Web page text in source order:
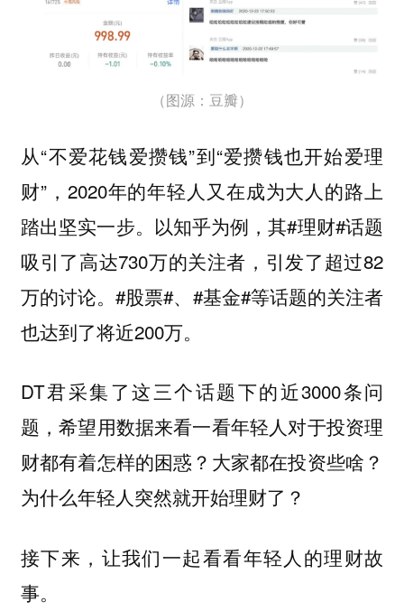
（图源：豆瓣）
从“不爱花钱爱攒钱”到“爱攒钱也开始爱理
财”，2020年的年轻人又在成为大人的路上
踏出坚实一步。以知乎为例，其#理财#话题
吸引了高达730万的关注者，引发了超过82
万的讨论。#股票#、#基金#等话题的关注者
也达到了将近200万。
DT君采集了这三个话题下的近3000条问
题，希望用数据来看一看年轻人对于投资理
财都有着怎样的困惑？大家都在投资些啥？
为什么年轻人突然就开始理财了？
接下来，让我们一起看看年轻人的理财故
事。